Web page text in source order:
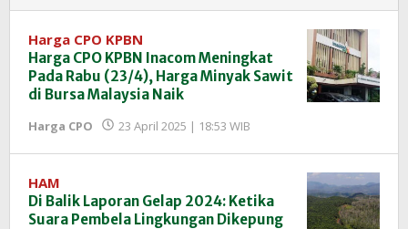
Harga CPO KPBN
Harga CPO KPBN Inacom Meningkat
Pada Rabu (23/4), Harga Minyak Sawit
di Bursa Malaysia Naik
Harga CPO 23 April 2025 | 18:53 WIB
InfoSAWIT
HAM
Di Balik Laporan Gelap 2024: Ketika
Suara Pembela Lingkungan Dikepung